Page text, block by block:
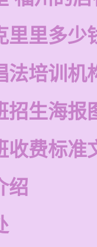
里里多少
法培训机
招生海报
收费标准
绍